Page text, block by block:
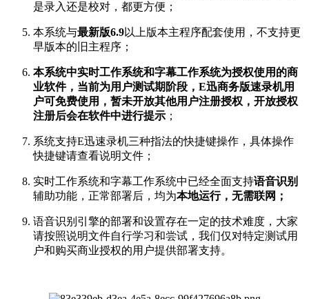
是录入还是校对，都更方便；
本系统与最新版6.9以上版本主程序配套使用，不支持更
早版本的旧主程序；
本系统中实时工作系统和字幕工作系统为授权使用的商
业软件，当前为用户测试期阶段，E迅商务版速录机用
户可免费使用， 暂未开放其他用户注册授权，开放授权
注册后会在软件中进行提示 ；
系统支持E迅速录机三种指法的快捷键操作，具体操作
快捷键请查看说明文件；
实时工作系统和字幕工作系统中已经全面支持语音识别
辅助功能，正常部署后，均为本地运行，无需联网；
语音识别引擎的部署和设置存在一定的技术难度，大家
请按照说明文件自行学习和尝试，我们仅对特定测试用
户和购买商业授权的用户提供部署支持。